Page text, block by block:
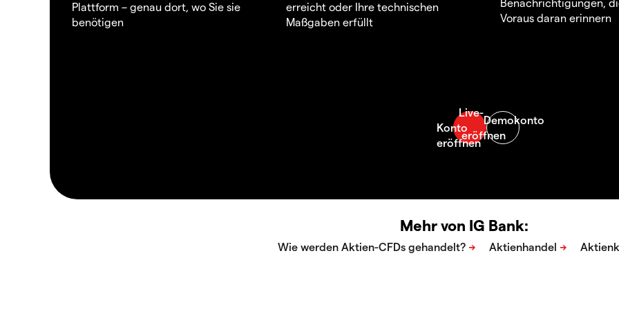
Plattform – genau dort, wo Sie sie
benötigen
erreicht oder Ihre technischen
Maßgaben erfüllt
Voraus daran erinnern
Mehr von IG Bank: